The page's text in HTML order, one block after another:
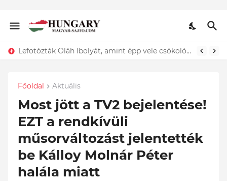
Lefotózták Oláh Ibolyát, amint épp vele csókolózik - EZT nem hiszed el, kinek a karjában kötött ki...ÍME
ÍGY búcsúzik szerelmétől! Hadas Kriszta férje EZT tette közzé
Főoldal Aktuális
Most jött a TV2 bejelentése!
EZT a rendkívüli
műsorváltozást jelentették
be Kálloy Molnár Péter
halála miatt